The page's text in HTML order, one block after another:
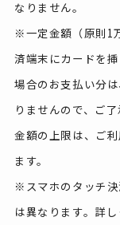
なりません。
※一定金額（原則1
済端末にカードを
場合のお支払い分
りませんので、ご
金額の上限は、ご
ます。
※スマホのタッチ
は異なります。詳